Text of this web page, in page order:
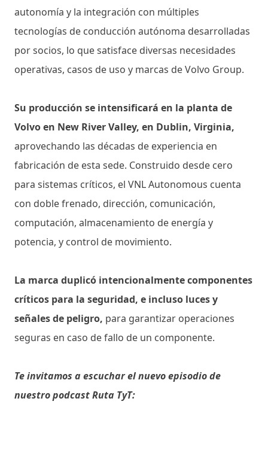
autonomía y la integración con múltiples
tecnologías de conducción autónoma desarrolladas
por socios, lo que satisface diversas necesidades
operativas, casos de uso y marcas de Volvo Group.
Su producción se intensificará en la planta de
Volvo en New River Valley, en Dublin, Virginia,
aprovechando las décadas de experiencia en
fabricación de esta sede. Construido desde cero
para sistemas críticos, el VNL Autonomous cuenta
con doble frenado, dirección, comunicación,
computación, almacenamiento de energía y
potencia, y control de movimiento.
La marca duplicó intencionalmente componentes
críticos para la seguridad, e incluso luces y
señales de peligro, para garantizar operaciones
seguras en caso de fallo de un componente.
Te invitamos a escuchar el nuevo episodio de
nuestro podcast Ruta TyT: